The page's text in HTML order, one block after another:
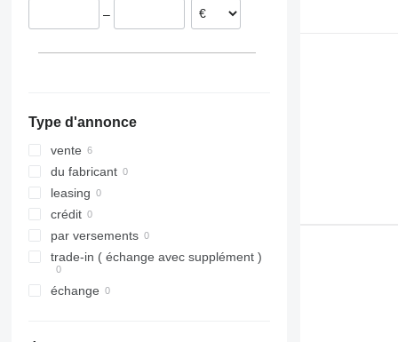
–
Type d'annonce
vente
du fabricant
leasing
crédit
par versements
trade-in ( échange avec supplément )
échange